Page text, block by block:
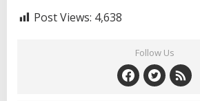
Post Views: 4,638
Follow Us